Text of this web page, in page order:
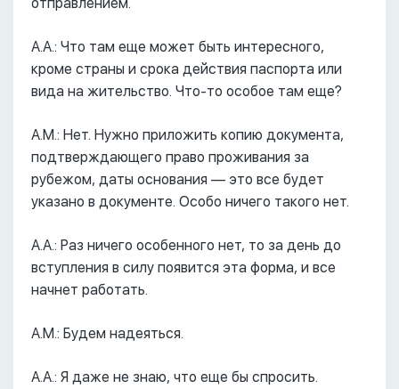
А.А.: Что там еще может быть интересного,
кроме страны и срока действия паспорта или
вида на жительство. Что-то особое там еще?
А.М.: Нет. Нужно приложить копию документа,
подтверждающего право проживания за
рубежом, даты основания –– это все будет
указано в документе. Особо ничего такого нет.
А.А.: Раз ничего особенного нет, то за день до
вступления в силу появится эта форма, и все
начнет работать.
А.М.: Будем надеяться.
А.А.: Я даже не знаю, что еще бы спросить.